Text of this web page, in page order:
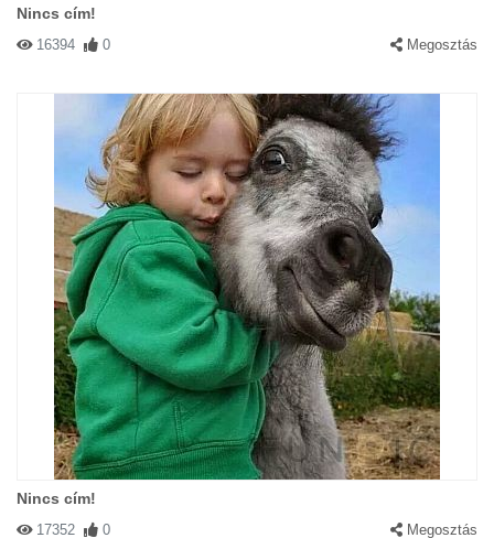
Nincs cím!
16394 0 Megosztás
Nincs cím!
17352 0 Megosztás